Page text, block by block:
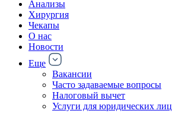
Анализы
Хирургия
Чекапы
О нас
Новости
Еще
Вакансии
Часто задаваемые вопросы
Налоговый вычет
Услуги для юридических лиц